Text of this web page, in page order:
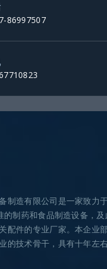
86997507
制造有限公司是一家致力
的制药和食品制造设备，
配件的专业厂家。本企业
的技术骨干，具有十年左